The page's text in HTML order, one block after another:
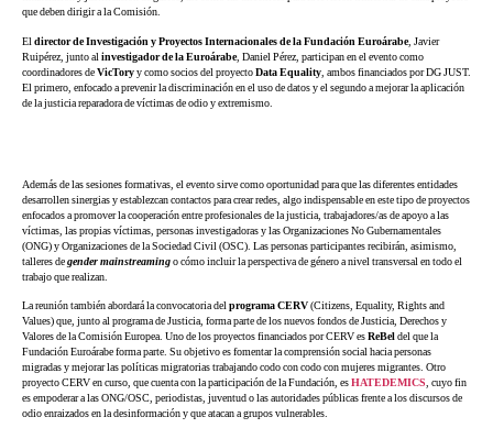
que deben dirigir a la Comisión.
Eldirector de Investigación y Proyectos Internacionales de la Fundación Euroárabe, Javier
Ruipérez, junto alinvestigador de la Euroárabe, Daniel Pérez, participan en el evento como
coordinadores deVicToryy como socios del proyectoData Equality, ambos financiados por DG JUST.
El primero, enfocado a prevenir la discriminación en el uso de datos y el segundo a mejorar la aplicación
de la justicia reparadora de víctimas de odio y extremismo.
Además de las sesiones formativas, el evento sirve como oportunidad para que las diferentes entidades
desarrollen sinergias y establezcan contactos para crear redes, algo indispensable en este tipo de proyectos
enfocados a promover la cooperación entre profesionales de la justicia, trabajadores/as de apoyo a las
víctimas, las propias víctimas, personas investigadoras y las Organizaciones No Gubernamentales
(ONG) y Organizaciones de la Sociedad Civil (OSC). Las personas participantes recibirán, asimismo,
talleres degender mainstreamingo cómo incluir la perspectiva de género a nivel transversal en todo el
trabajo que realizan.
La reunión también abordará la convocatoria delprograma CERV(Citizens, Equality, Rights and
Values) que, junto al programa de Justicia, forma parte de los nuevos fondos de Justicia, Derechos y
Valores de la Comisión Europea. Uno de los proyectos financiados por CERV esReBeldel que la
Fundación Euroárabe forma parte. Su objetivo es fomentar la comprensión social hacia personas
migradas y mejorar las políticas migratorias trabajando codo con codo con mujeres migrantes. Otro
proyecto CERV en curso, que cuenta con la participación de la Fundación, esHATEDEMICS, cuyo fin
es empoderar a las ONG/OSC, periodistas, juventud o las autoridades públicas frente a los discursos de
odio enraizados en la desinformación y que atacan a grupos vulnerables.